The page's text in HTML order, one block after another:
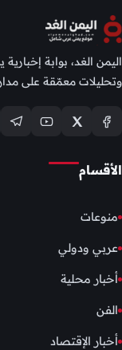
اليمن الغد، بوابة
وتحليلات معمّقة على
الأقسام
منوعات
عربي ودولي
أخبار محلية
الفن
أخبار الإقتصاد